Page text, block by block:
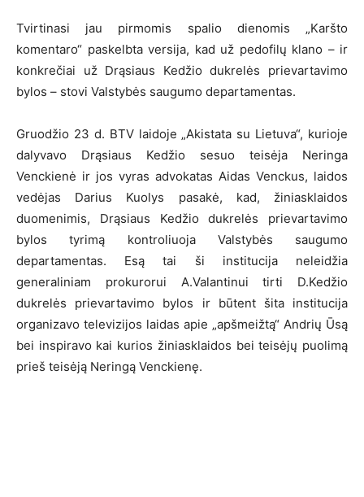
Tvirtinasi jau pirmomis spalio dienomis „Karšto
komentaro“ paskelbta versija, kad už pedofilų klano – ir
konkrečiai už Drąsiaus Kedžio dukrelės prievartavimo
bylos – stovi Valstybės saugumo departamentas.
Gruodžio 23 d. BTV laidoje „Akistata su Lietuva“, kurioje
dalyvavo Drąsiaus Kedžio sesuo teisėja Neringa
Venckienė ir jos vyras advokatas Aidas Venckus, laidos
vedėjas Darius Kuolys pasakė, kad, žiniasklaidos
duomenimis, Drąsiaus Kedžio dukrelės prievartavimo
bylos tyrimą kontroliuoja Valstybės saugumo
departamentas. Esą tai ši institucija neleidžia
generaliniam prokurorui A.Valantinui tirti D.Kedžio
dukrelės prievartavimo bylos ir būtent šita institucija
organizavo televizijos laidas apie „apšmeižtą“ Andrių Ūsą
bei inspiravo kai kurios žiniasklaidos bei teisėjų puolimą
prieš teisėją Neringą Venckienę.